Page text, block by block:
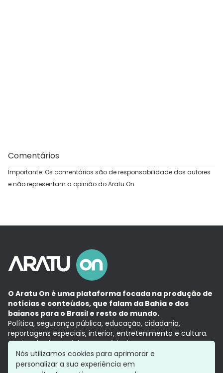
Comentários
Importante: Os comentários são de responsabilidade dos autores
e não representam a opinião do Aratu On.
O Aratu On é uma plataforma focada na produção de
notícias e conteúdos, que falam da Bahia e dos
baianos para o Brasil e resto do mundo.
Política, segurança pública, educação, cidadania,
reportagens especiais, interior, entretenimento e cultura.
Aqui, tudo vira notícia e a notícia é no tempo presente,
com a credibilidade do Grupo Aratu.
Grupo Aratu
Política de privacidade
Nós utilizamos cookies para aprimorar e
personalizar a sua experiência em